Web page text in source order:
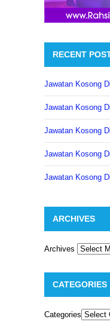
RECENT
Jawatan Kosong
Jawatan Kosong
Jawatan Kosong
Jawatan Kosong
Jawatan Kosong
ARCHIVES
Archives
CATEGORIES
Categories